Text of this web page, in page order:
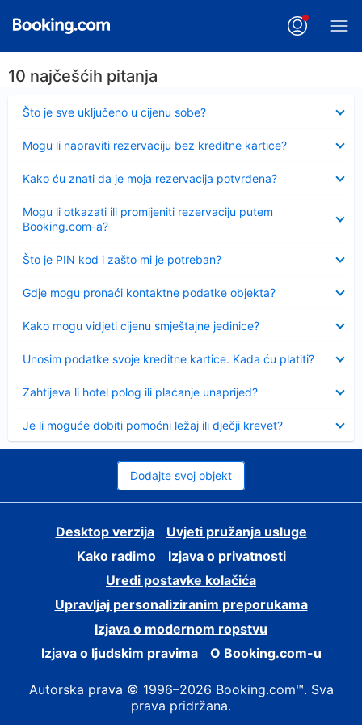
10 najčešćih pitanja
Što je sve uključeno u cijenu sobe?
Sažeto
Mogu li napraviti rezervaciju bez kreditne kartice?
Kako ću znati da je moja rezervacija potvrđena?
Mogu li otkazati ili promijeniti rezervaciju putem
Booking.com-a?
Što je PIN kod i zašto mi je potreban?
Sažeto
Gdje mogu pronaći kontaktne podatke objekta?
Kako mogu vidjeti cijenu smještajne jedinice?
Unosim podatke svoje kreditne kartice. Kada ću platiti?
Zahtijeva li hotel polog ili plaćanje unaprijed?
Je li moguće dobiti pomoćni ležaj ili dječji krevet?
Dodajte svoj objekt
Desktop verzija
Uvjeti pružanja usluge
Kako radimo
Izjava o privatnosti
Uredi postavke kolačića
Upravljaj personaliziranim preporukama
Izjava o modernom ropstvu
Izjava o ljudskim pravima
O Booking.com-u
Autorska prava © 1996–2026 Booking.com™. Sva
prava pridržana.